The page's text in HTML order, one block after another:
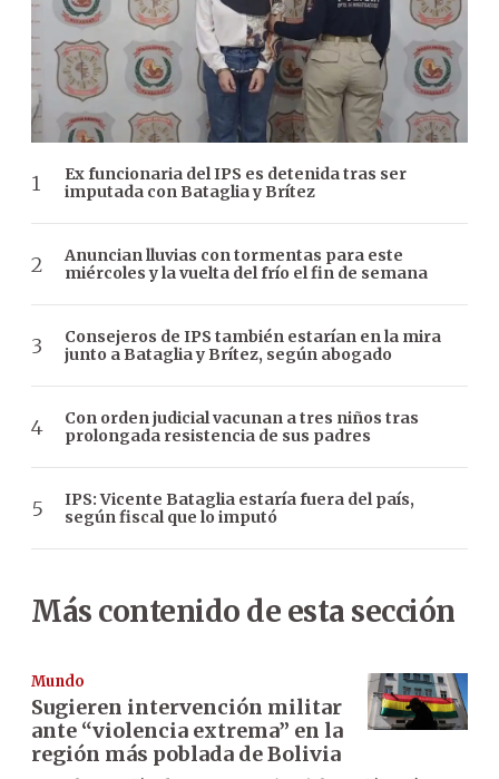
Ex funcionaria del IPS es detenida tras ser
imputada con Bataglia y Brítez
Anuncian lluvias con tormentas para este
miércoles y la vuelta del frío el fin de semana
Consejeros de IPS también estarían en la mira
junto a Bataglia y Brítez, según abogado
Con orden judicial vacunan a tres niños tras
prolongada resistencia de sus padres
IPS: Vicente Bataglia estaría fuera del país,
según fiscal que lo imputó
Más contenido de esta sección
Mundo
Sugieren intervención militar
ante “violencia extrema” en la
región más poblada de Bolivia